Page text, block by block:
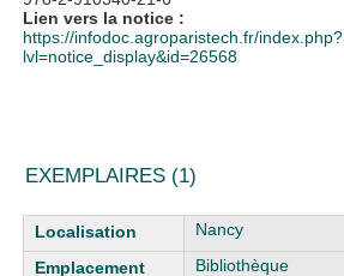
Lien vers la notice :
https://infodoc.agroparistech.fr/index.php?
lvl=notice_display&id=26568
EXEMPLAIRES (1)
Liste des exemplaires
Nancy
Bibliothèque